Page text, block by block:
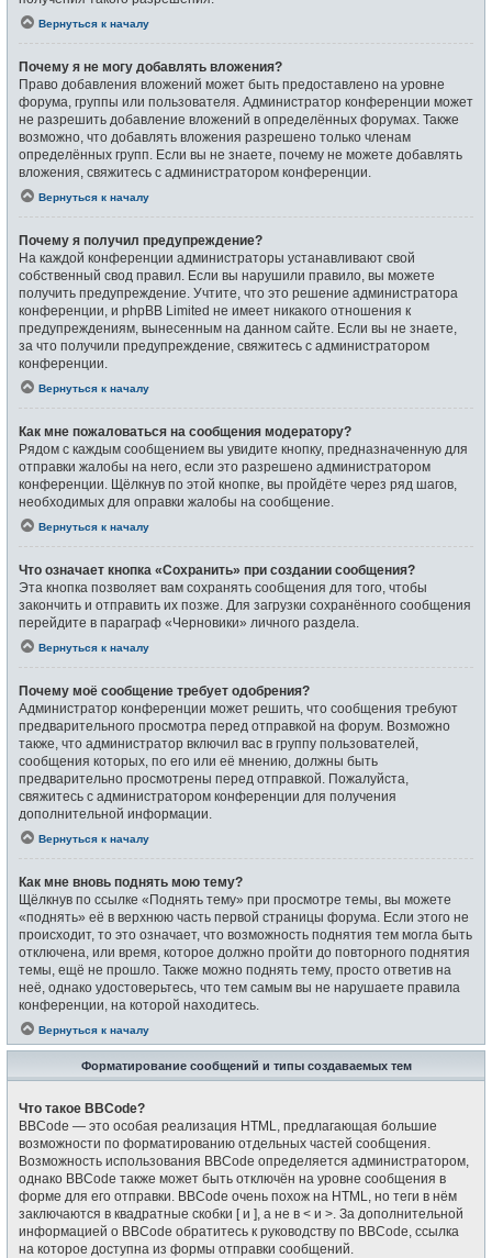
Вернуться к началу
Почему я не могу добавлять вложения?
Право добавления вложений может быть предоставлено на уровне
форума, группы или пользователя. Администратор конференции может
не разрешить добавление вложений в определённых форумах. Также
возможно, что добавлять вложения разрешено только членам
определённых групп. Если вы не знаете, почему не можете добавлять
вложения, свяжитесь с администратором конференции.
Вернуться к началу
Почему я получил предупреждение?
На каждой конференции администраторы устанавливают свой
собственный свод правил. Если вы нарушили правило, вы можете
получить предупреждение. Учтите, что это решение администратора
конференции, и phpBB Limited не имеет никакого отношения к
предупреждениям, вынесенным на данном сайте. Если вы не знаете,
за что получили предупреждение, свяжитесь с администратором
конференции.
Вернуться к началу
Как мне пожаловаться на сообщения модератору?
Рядом с каждым сообщением вы увидите кнопку, предназначенную для
отправки жалобы на него, если это разрешено администратором
конференции. Щёлкнув по этой кнопке, вы пройдёте через ряд шагов,
необходимых для оправки жалобы на сообщение.
Вернуться к началу
Что означает кнопка «Сохранить» при создании сообщения?
Эта кнопка позволяет вам сохранять сообщения для того, чтобы
закончить и отправить их позже. Для загрузки сохранённого сообщения
перейдите в параграф «Черновики» личного раздела.
Вернуться к началу
Почему моё сообщение требует одобрения?
Администратор конференции может решить, что сообщения требуют
предварительного просмотра перед отправкой на форум. Возможно
также, что администратор включил вас в группу пользователей,
сообщения которых, по его или её мнению, должны быть
предварительно просмотрены перед отправкой. Пожалуйста,
свяжитесь с администратором конференции для получения
дополнительной информации.
Вернуться к началу
Как мне вновь поднять мою тему?
Щёлкнув по ссылке «Поднять тему» при просмотре темы, вы можете
«поднять» её в верхнюю часть первой страницы форума. Если этого не
происходит, то это означает, что возможность поднятия тем могла быть
отключена, или время, которое должно пройти до повторного поднятия
темы, ещё не прошло. Также можно поднять тему, просто ответив на
неё, однако удостоверьтесь, что тем самым вы не нарушаете правила
конференции, на которой находитесь.
Вернуться к началу
Форматирование сообщений и типы создаваемых тем
Что такое BBCode?
BBCode — это особая реализация HTML, предлагающая большие
возможности по форматированию отдельных частей сообщения.
Возможность использования BBCode определяется администратором,
однако BBCode также может быть отключён на уровне сообщения в
форме для его отправки. BBCode очень похож на HTML, но теги в нём
заключаются в квадратные скобки [ и ], а не в < и >. За дополнительной
информацией о BBCode обратитесь к руководству по BBCode, ссылка
на которое доступна из формы отправки сообщений.